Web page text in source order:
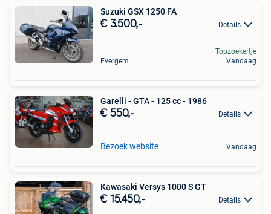
Suzuki GSX 1250 FA
€ 3.500,- Details
Evergem
Topzoekertje
Vandaag
Garelli - GTA - 125 cc - 1986
€ 550,- Details
Bezoek website Vandaag
Kawasaki Versys 1000 S GT
€ 15.450,- Details